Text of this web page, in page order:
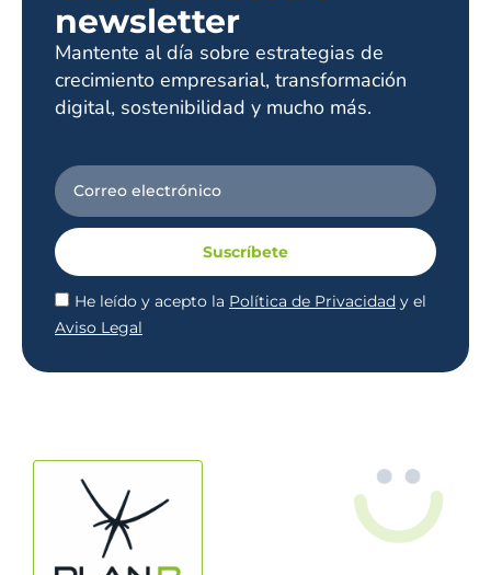
newsletter
Mantente al día sobre estrategias de
crecimiento empresarial, transformación
digital, sostenibilidad y mucho más.
He leído y acepto la Política de Privacidad y el
Aviso Legal
Suscríbete